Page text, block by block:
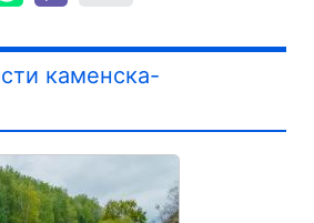
каменска-